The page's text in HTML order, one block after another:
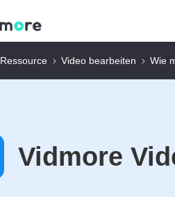
Ressource Video bearbeiten Wie
Vidmore